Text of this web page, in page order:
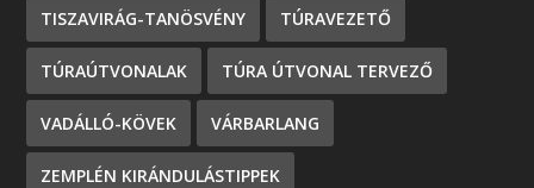
TISZAVIRÁG-TANÖSVÉNY TÚRAVEZETŐ
TÚRAÚTVONALAK TÚRA ÚTVONAL TERVEZŐ
VADÁLLÓ-KÖVEK VÁRBARLANG
ZEMPLÉN KIRÁNDULÁSTIPPEK